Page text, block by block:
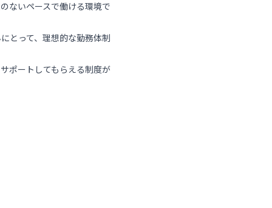
ないペースで働ける環境で
とって、理想的な勤務体制
ポートしてもらえる制度が